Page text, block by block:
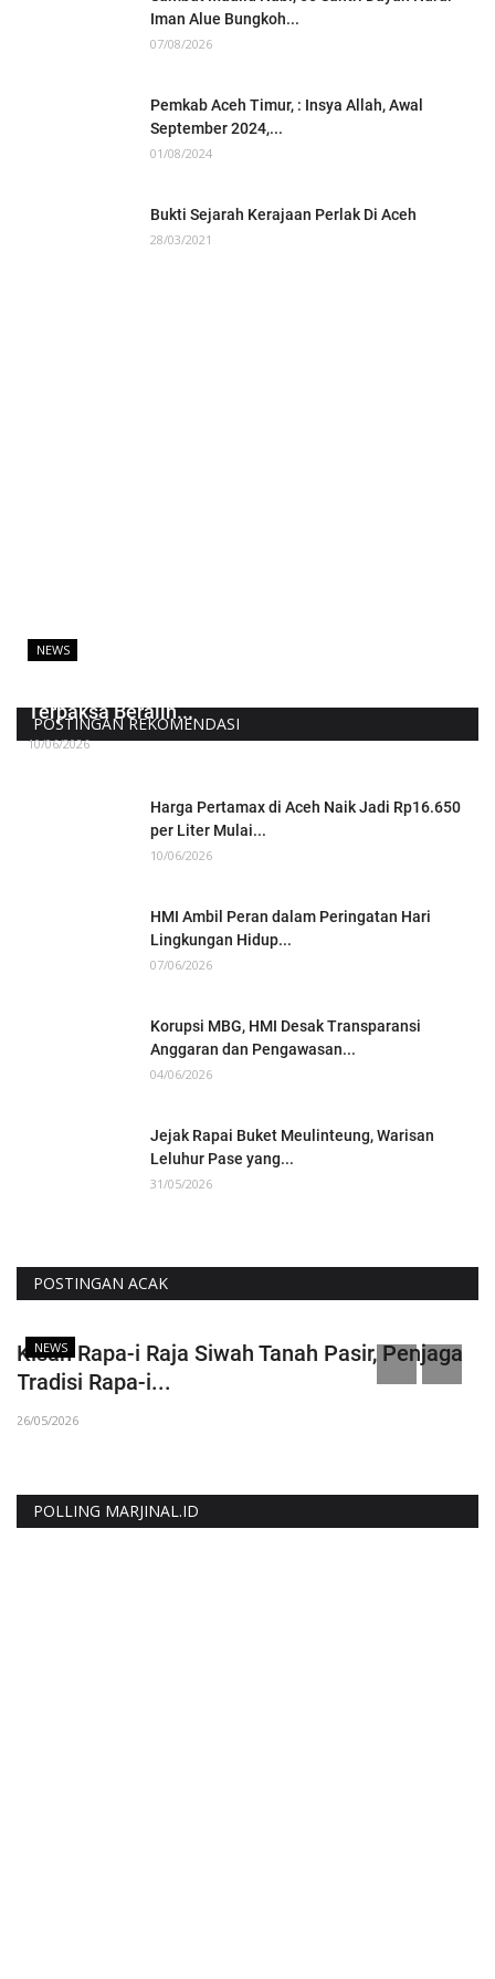
Iman Alue Bungkoh...
07/08/2026
Pemkab Aceh Timur, : Insya Allah, Awal
September 2024,...
01/08/2024
Bukti Sejarah Kerajaan Perlak Di Aceh
28/03/2021
POSTINGAN REKOMENDASI
NEWS
Terpaksa Beralih...
10/06/2026
Harga Pertamax di Aceh Naik Jadi Rp16.650
per Liter Mulai...
10/06/2026
HMI Ambil Peran dalam Peringatan Hari
Lingkungan Hidup...
07/06/2026
Korupsi MBG, HMI Desak Transparansi
Anggaran dan Pengawasan...
04/06/2026
Jejak Rapai Buket Meulinteung, Warisan
Leluhur Pase yang...
31/05/2026
POSTINGAN ACAK
NEWS
Kisah Rapa-i Raja Siwah Tanah Pasir, Penjaga
Tradisi Rapa-i...
26/05/2026
POLLING MARJINAL.ID